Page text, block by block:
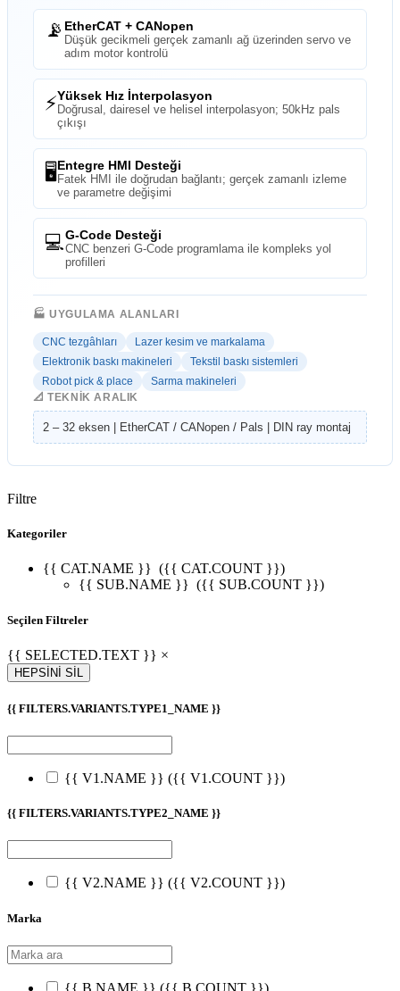
📡 EtherCAT + CANopen
Düşük gecikmeli gerçek zamanlı ağ üzerinden servo ve
adım motor kontrolü
⚡Yüksek Hız İnterpolasyon
Doğrusal, dairesel ve helisel interpolasyon; 50kHz pals
çıkışı
🖥️Entegre HMI Desteği
Fatek HMI ile doğrudan bağlantı; gerçek zamanlı izleme
ve parametre değişimi
💻G-Code Desteği
CNC benzeri G-Code programlama ile kompleks yol
profilleri
🏭 UYGULAMA ALANLARI
CNC tezgâhları
Lazer kesim ve markalama
Elektronik baskı makineleri
Tekstil baskı sistemleri
Robot pick & place
Sarma makineleri
📐 TEKNIK ARALIK
2 – 32 eksen | EtherCAT / CANopen / Pals | DIN ray montaj
Filtre
Kategoriler
{{ CAT.NAME }} ({{ CAT.COUNT }})
{{ SUB.NAME }} ({{ SUB.COUNT }})
Seçilen Filtreler
{{ SELECTED.TEXT }} ×
HEPSİNİ SİL
{{ FILTERS.VARIANTS.TYPE1_NAME }}
{{ V1.NAME }} ({{ V1.COUNT }})
{{ FILTERS.VARIANTS.TYPE2_NAME }}
{{ V2.NAME }} ({{ V2.COUNT }})
Marka
{{ B.NAME }} ({{ B.COUNT }})